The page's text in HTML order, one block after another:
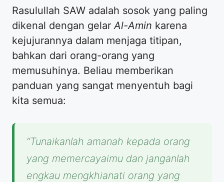
​Rasulullah SAW adalah sosok yang paling
dikenal dengan gelar Al-Amin karena
kejujurannya dalam menjaga titipan,
bahkan dari orang-orang yang
memusuhinya. Beliau memberikan
panduan yang sangat menyentuh bagi
kita semua:
“Tunaikanlah amanah kepada orang
yang memercayaimu dan janganlah
engkau mengkhianati orang yang